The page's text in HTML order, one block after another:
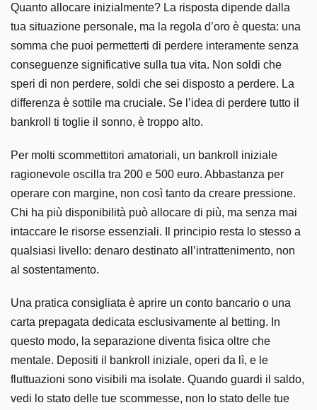
Quanto allocare inizialmente? La risposta dipende dalla
tua situazione personale, ma la regola d’oro è questa: una
somma che puoi permetterti di perdere interamente senza
conseguenze significative sulla tua vita. Non soldi che
speri di non perdere, soldi che sei disposto a perdere. La
differenza è sottile ma cruciale. Se l’idea di perdere tutto il
bankroll ti toglie il sonno, è troppo alto.
Per molti scommettitori amatoriali, un bankroll iniziale
ragionevole oscilla tra 200 e 500 euro. Abbastanza per
operare con margine, non così tanto da creare pressione.
Chi ha più disponibilità può allocare di più, ma senza mai
intaccare le risorse essenziali. Il principio resta lo stesso a
qualsiasi livello: denaro destinato all’intrattenimento, non
al sostentamento.
Una pratica consigliata è aprire un conto bancario o una
carta prepagata dedicata esclusivamente al betting. In
questo modo, la separazione diventa fisica oltre che
mentale. Depositi il bankroll iniziale, operi da lì, e le
fluttuazioni sono visibili ma isolate. Quando guardi il saldo,
vedi lo stato delle tue scommesse, non lo stato delle tue